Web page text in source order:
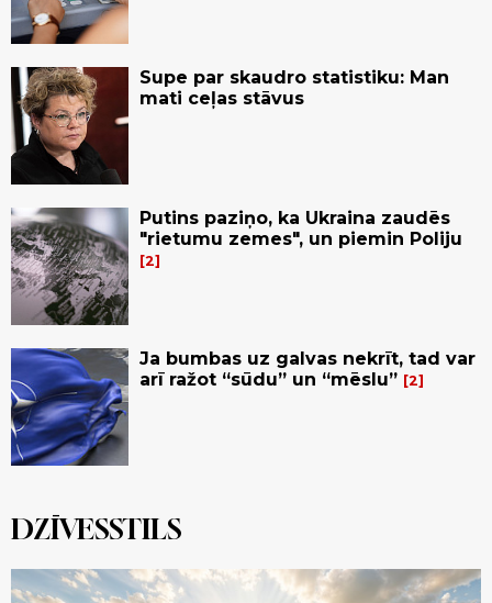
Supe par skaudro statistiku: Man
mati ceļas stāvus
Putins paziņo, ka Ukraina zaudēs
"rietumu zemes", un piemin Poliju
2
Ja bumbas uz galvas nekrīt, tad var
arī ražot “sūdu” un “mēslu”
2
DZĪVESSTILS